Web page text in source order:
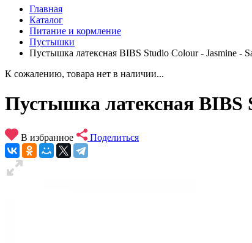
Главная
Каталог
Питание и кормление
Пустышки
Пустышка латексная BIBS Studio Colour - Jasmine -
К сожалению, товара нет в наличии...
Пустышка латексная BIBS
В избранное Поделиться